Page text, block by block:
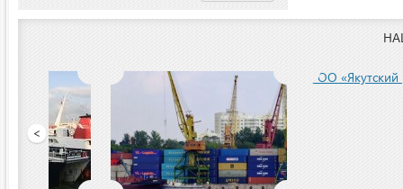
<
ООО «Якутский речной